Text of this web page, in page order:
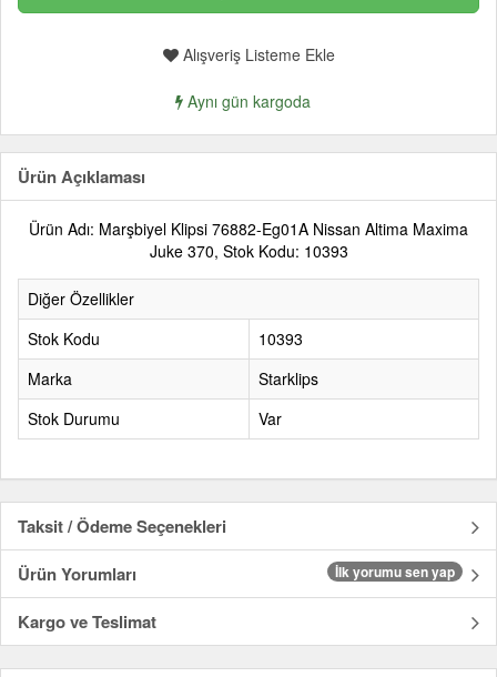
Alışveriş Listeme Ekle
Aynı gün kargoda
Ürün Açıklaması
Ürün Adı: Marşbiyel Klipsi 76882-Eg01A Nissan Altima Maxima
Juke 370, Stok Kodu: 10393
Diğer Özellikler
Stok Kodu
10393
Marka
Starklips
Stok Durumu
Var
Taksit / Ödeme Seçenekleri
Ürün Yorumları
İlk yorumu sen yap
Kargo ve Teslimat